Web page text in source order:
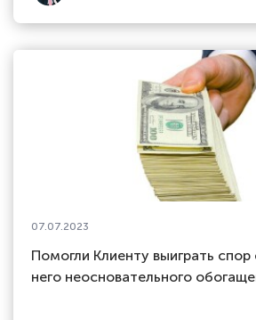
07.07.2023
Помогли Клиенту выиграть спор
него неосновательного